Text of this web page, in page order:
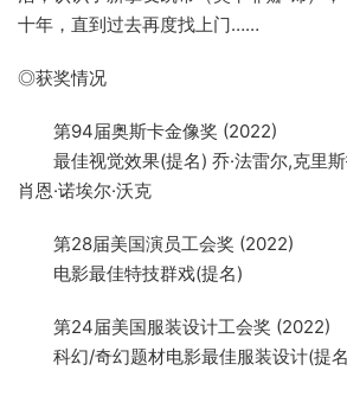
十年，直到过去再度找上门……
◎获奖情况
第94届奥斯卡金像奖 (2022)
最佳视觉效果(提名) 乔·法雷尔,克里斯
肖恩·诺埃尔·沃克
第28届美国演员工会奖 (2022)
电影最佳特技群戏(提名)
第24届美国服装设计工会奖 (2022)
科幻/奇幻题材电影最佳服装设计(提名